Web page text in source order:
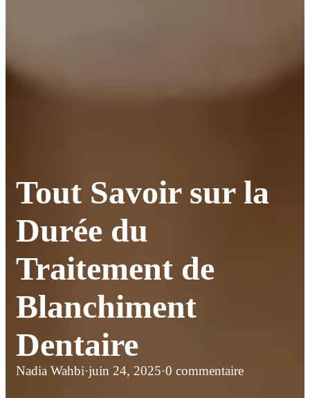
Tout Savoir sur la
Durée du
Traitement de
Blanchiment
Dentaire
Nadia Wahbi·juin 24, 2025·0 commentaire